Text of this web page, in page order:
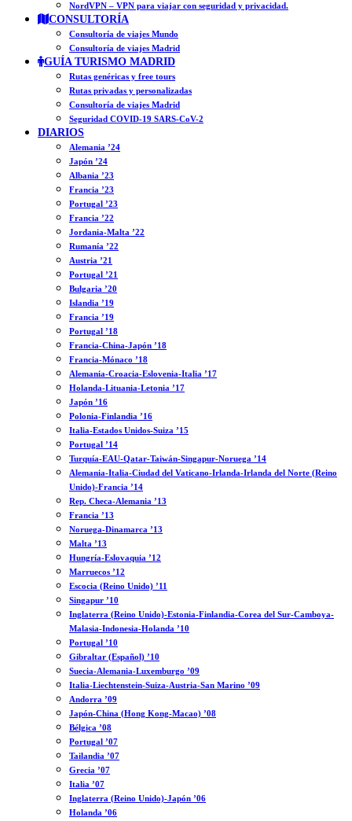
NordVPN – VPN para viajar con seguridad y privacidad.
CONSULTORÍA
Consultoría de viajes Mundo
Consultoría de viajes Madrid
GUÍA TURISMO MADRID
Rutas genéricas y free tours
Rutas privadas y personalizadas
Consultoría de viajes Madrid
Seguridad COVID-19 SARS-CoV-2
DIARIOS
Alemania ’24
Japón ’24
Albania ’23
Francia ’23
Portugal ’23
Francia ’22
Jordania-Malta ’22
Rumanía ’22
Austria ’21
Portugal ’21
Bulgaria ’20
Islandia ’19
Francia ’19
Portugal ’18
Francia-China-Japón ’18
Francia-Mónaco ’18
Alemania-Croacia-Eslovenia-Italia ’17
Holanda-Lituania-Letonia ’17
Japón ’16
Polonia-Finlandia ’16
Italia-Estados Unidos-Suiza ’15
Portugal ’14
Turquía-EAU-Qatar-Taiwán-Singapur-Noruega ’14
Alemania-Italia-Ciudad del Vaticano-Irlanda-Irlanda del Norte (Reino
Unido)-Francia ’14
Rep. Checa-Alemania ’13
Francia ’13
Noruega-Dinamarca ’13
Malta ’13
Hungría-Eslovaquia ’12
Marruecos ’12
Escocia (Reino Unido) ’11
Singapur ’10
Inglaterra (Reino Unido)-Estonia-Finlandia-Corea del Sur-Camboya-
Malasia-Indonesia-Holanda ’10
Portugal ’10
Gibraltar (Español) ’10
Suecia-Alemania-Luxemburgo ’09
Italia-Liechtenstein-Suiza-Austria-San Marino ’09
Andorra ’09
Japón-China (Hong Kong-Macao) ’08
Bélgica ’08
Portugal ’07
Tailandia ’07
Grecia ’07
Italia ’07
Inglaterra (Reino Unido)-Japón ’06
Holanda ’06